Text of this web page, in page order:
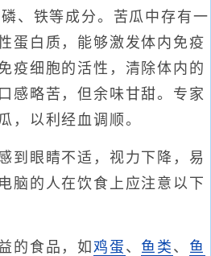
、铁等成分。苦瓜中存有一
蛋白质，能够激发体内免疫
疫细胞的活性，清除体内的
感略苦，但余味甘甜。专家
，以利经血调顺。
眼睛不适，视力下降，易
脑的人在饮食上应注意以下
食品，如鸡蛋 、 鱼类 、 鱼